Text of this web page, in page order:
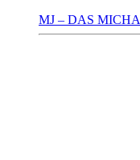
MJ – DAS